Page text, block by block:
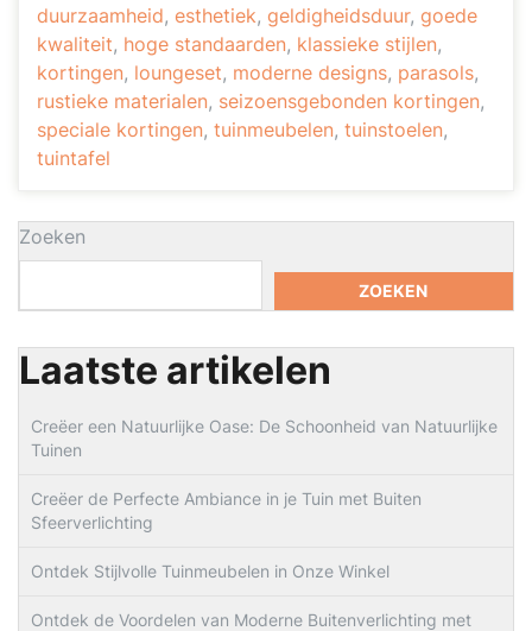
duurzaamheid, esthetiek, geldigheidsduur, goede
kwaliteit, hoge standaarden, klassieke stijlen,
kortingen, loungeset, moderne designs, parasols,
rustieke materialen, seizoensgebonden kortingen,
speciale kortingen, tuinmeubelen, tuinstoelen,
tuintafel
Zoeken
ZOEKEN
Laatste artikelen
Creëer een Natuurlijke Oase: De Schoonheid van Natuurlijke
Tuinen
Creëer de Perfecte Ambiance in je Tuin met Buiten
Sfeerverlichting
Ontdek Stijlvolle Tuinmeubelen in Onze Winkel
Ontdek de Voordelen van Moderne Buitenverlichting met